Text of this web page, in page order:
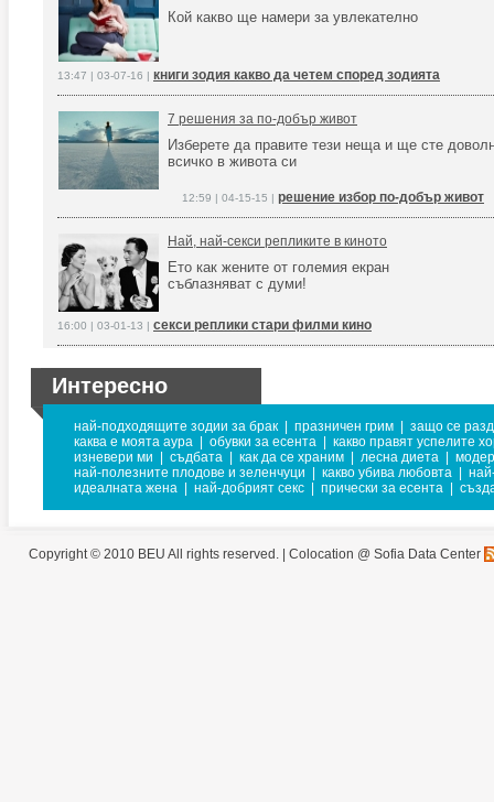
Кой какво ще намери за увлекателно
13:47 | 03-07-16 | книги зодия какво да четем според зодията
7 решения за по-добър живот
Изберете да правите тези неща и ще сте
всичко в живота си
12:59 | 04-15-15 | решение избор по-добър живот
Най, най-секси репликите в киното
Ето как жените от големия екран
съблазняват с думи!
16:00 | 03-01-13 | секси реплики стари филми кино
Интересно
най-подходящите зодии за брак празничен грим
защо се
каква е моята аура
обувки за есента
какво правят успелите
изневери ми
съдбата как да се храним лесна диета
най-полезните плодове и зеленчуци
какво убива любовта
идеалната жена
най-добрият секс прически за есента
Copyright © 2010 BEU All rights reserved. | Colocation @ Sofia Data Center